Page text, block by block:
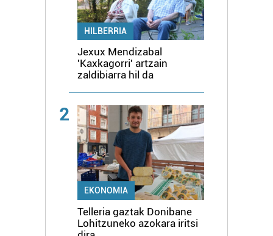
HILBERRIA
Jexux Mendizabal
'Kaxkagorri' artzain
zaldibiarra hil da
2
EKONOMIA
Telleria gaztak Donibane
Lohitzuneko azokara iritsi